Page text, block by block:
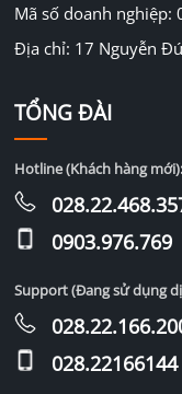
Mã số doanh nghiệp:
Địa chỉ: 17 Nguyễn
TỔNG ĐÀI
Hotline (Khách hàng mới):
0903.976.769
Support (Đang sử dụng
028.22166144